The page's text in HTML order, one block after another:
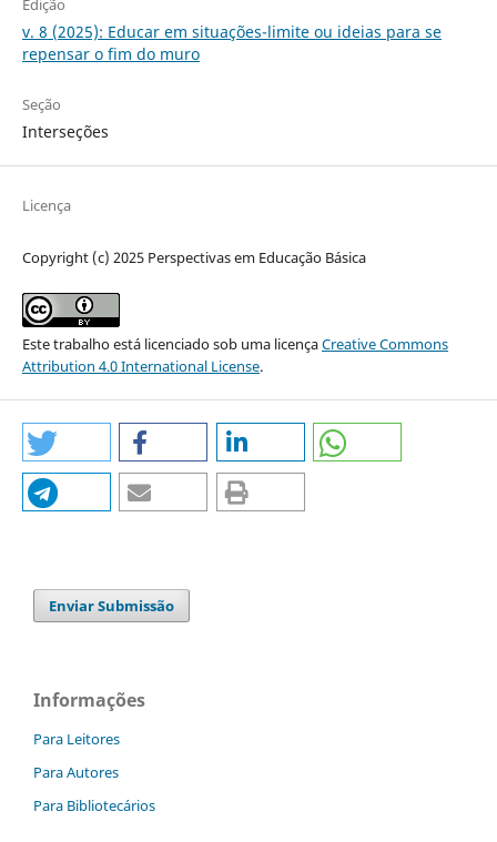
Edição
v. 8 (2025): Educar em situações-limite ou ideias para se
repensar o fim do muro
Seção
Interseções
Licença
Copyright (c) 2025 Perspectivas em Educação Básica
Este trabalho está licenciado sob uma licençaCreative Commons
Attribution 4.0 International License.
Enviar Submissão
Informações
Para Leitores
Para Autores
Para Bibliotecários